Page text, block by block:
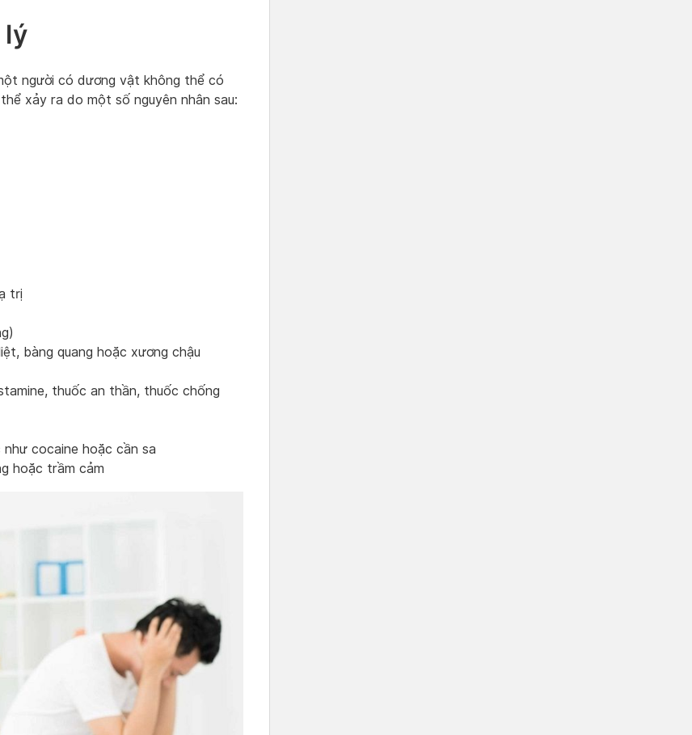
lý
người có dương vật không thể có
xảy ra do một số nguyên nhân sau:
trị
bàng quang hoặc xương chậu
thuốc an thần, thuốc chống
cocaine hoặc cần sa
hoặc trầm cảm